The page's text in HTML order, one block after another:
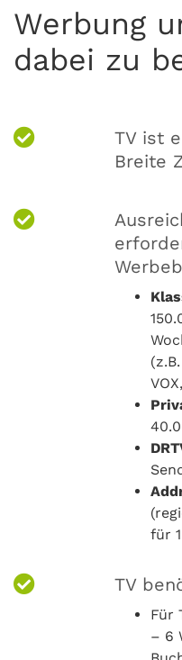
Werbung
dabei zu
TV ist
Breite
für
TV
Für
– 6